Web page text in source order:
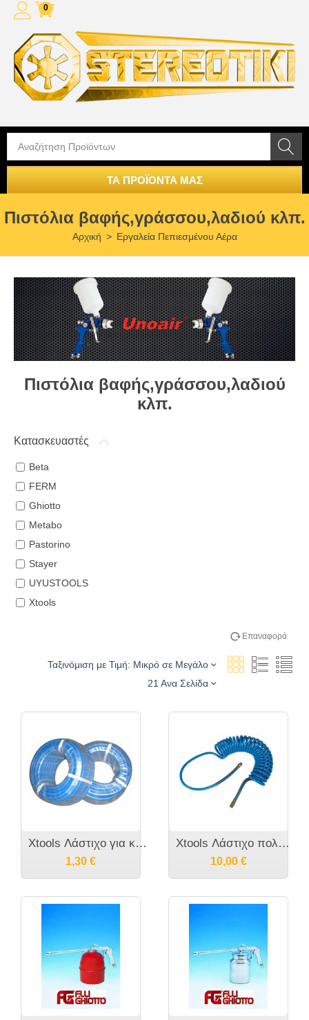
0
ΤΑ ΠΡΟΪΟΝΤΑ ΜΑΣ
Πιστόλια βαφής,γράσσου,λαδιού κλπ.
Αρχική > Εργαλεία Πεπιεσμένου Αέρα
Πιστόλια βαφής,γράσσου,λαδιού
κλπ.
Κατασκευαστές
Beta
FERM
Ghiotto
Metabo
Pastorino
Stayer
UYUSTOOLS
Xtools
Επαναφορά
Ταξινόμιση με Τιμή: Μικρό σε Μεγάλο
21 Ανα Σελίδα
Xtools Λάστιχο για κομπρεσσέρ από καουτσούκ 8χιλιοστά Χ 14 χιλιοστά
1,30 €
Xtools Λάστιχο πολυουρεθάνης Σπιράλ PU με δύο άκρα 1/4" αρσενικά 6mmX8mm
10,00 €